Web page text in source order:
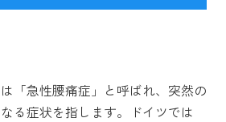
「急性腰痛症」と呼ばれ、突然の
る症状を指します。ドイツでは